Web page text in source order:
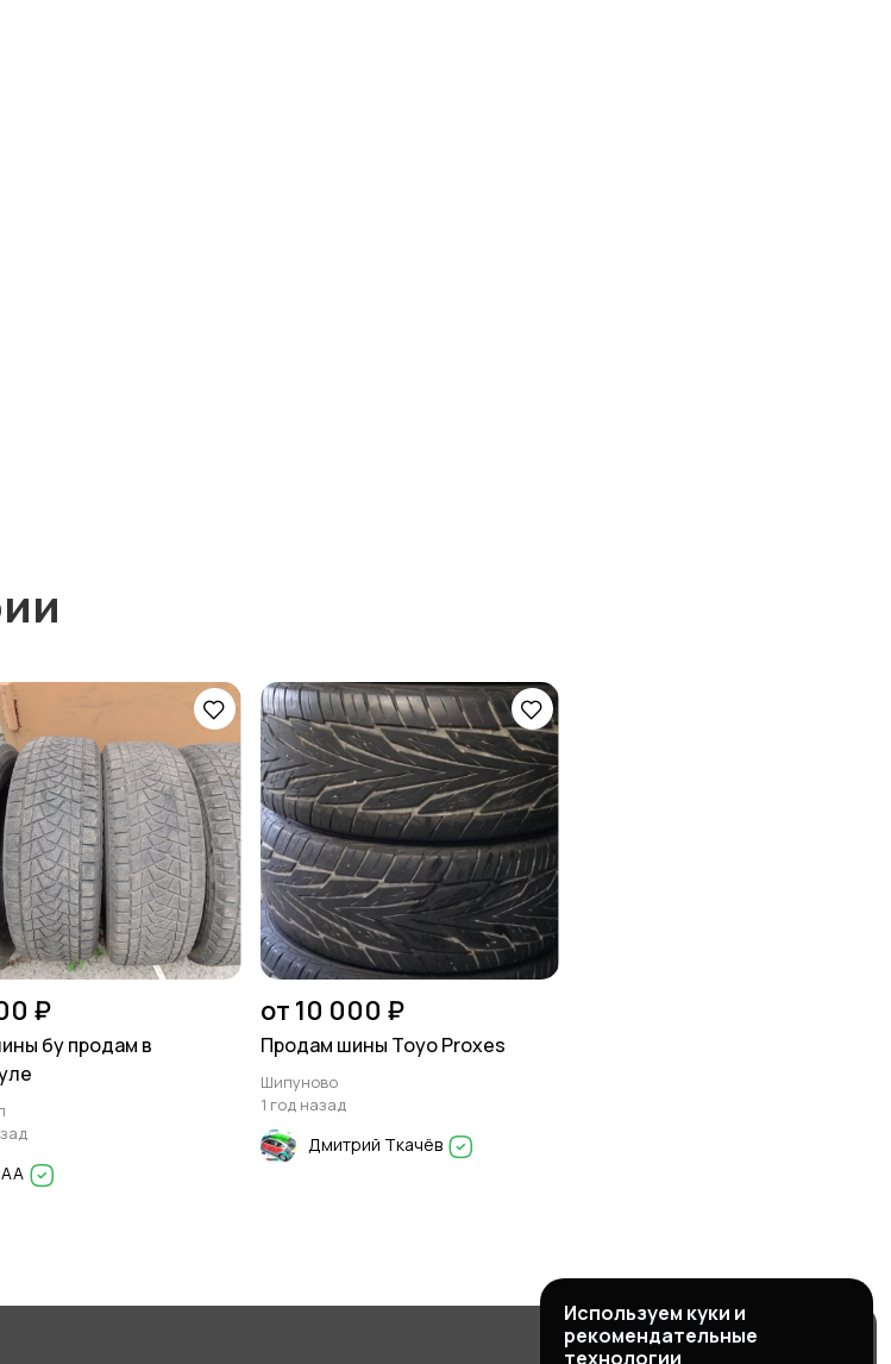
₽
бу продам в
от 10 000 ₽
Продам шины Toyo Proxes
Шипуново
1 год назад
Дмитрий Ткачёв
Используем куки и
рекомендательные
технологии